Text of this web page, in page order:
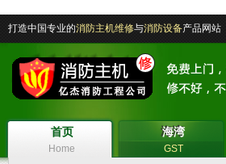
打造中国专业的消防主机维修与消防设备产品网站
首页 海湾
首页
Home
海湾
GST